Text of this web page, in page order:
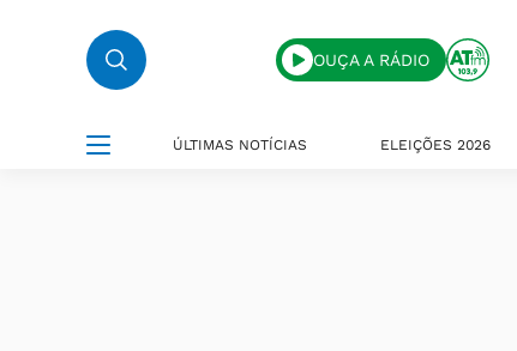
OUÇA A RÁDIO
ÚLTIMAS NOTÍCIAS ELEIÇÕES 2026